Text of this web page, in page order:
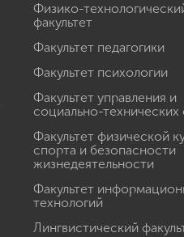
Физико-
факультет
Факультет педагогики
Факультет психологии
Факультет управления и
социально-технических
Факультет физической
спорта и безопасности
жизнедеятельности
Факультет
технологий
Лингвистический